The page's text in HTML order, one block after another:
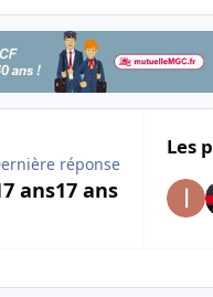
réponse
ans17 ans
Les
topic overview